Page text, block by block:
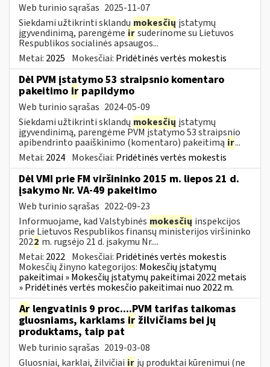
Web turinio sąrašas 2025-11-07
Siekdami užtikrinti sklandų mokesčių įstatymų
įgyvendinimą, parengėme irsuderinome su Lietuvos
Respublikos socialinės apsaugos...
Metai: 2025 Mokesčiai: Pridėtinės vertės mokestis
Dėl PVM įstatymo 53 straipsnio komentaro
pakeitimo ir papildymo
Web turinio sąrašas 2024-05-09
Siekdami užtikrinti sklandų mokesčių įstatymų
įgyvendinimą, parengėme PVM įstatymo 53 straipsnio
apibendrinto paaiškinimo (komentaro) pakeitimą ir...
Metai: 2024 Mokesčiai: Pridėtinės vertės mokestis
Dėl VMI prie FM viršininko 2015 m. liepos 21 d.
įsakymo Nr. VA-49 pakeitimo
Web turinio sąrašas 2022-09-23
Informuojame, kad Valstybinės mokesčių inspekcijos
prie Lietuvos Respublikos finansų ministerijos viršininko
2022 m. rugsėjo 21 d. įsakymu Nr....
Metai: 2022 Mokesčiai: Pridėtinės vertės mokestis
Mokesčių žinyno kategorijos: Mokesčių įstatymų
pakeitimai » Mokesčių įstatymų pakeitimai 2022 metais
» Pridėtinės vertės mokesčio pakeitimai nuo 2022 m.
Ar lengvatinis 9 proc....PVM tarifas taikomas
gluosniams, karklams ir žilvičiams bei jų
produktams, taip pat
Web turinio sąrašas 2019-03-08
Gluosniai, karklai, žilvičiai ir jų produktai kūrenimui (ne